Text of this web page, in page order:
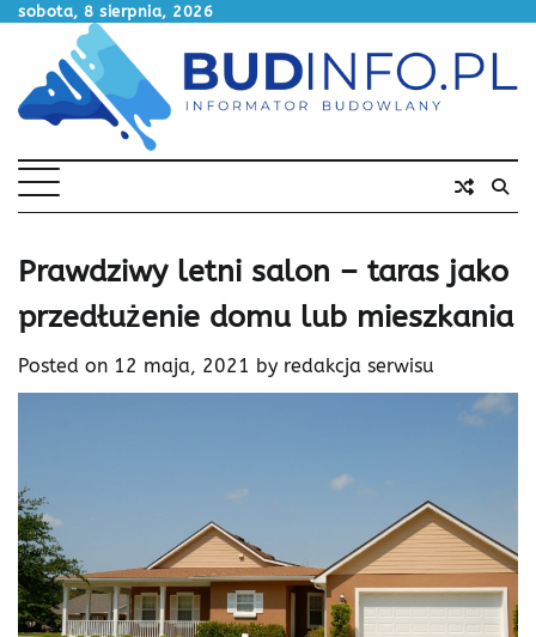
Skip
content
sobota, 8 sierpnia, 2026
Prawdziwy letni salon – taras jako
przedłużenie domu lub mieszkania
Posted on 12 maja, 2021 by redakcja serwisu